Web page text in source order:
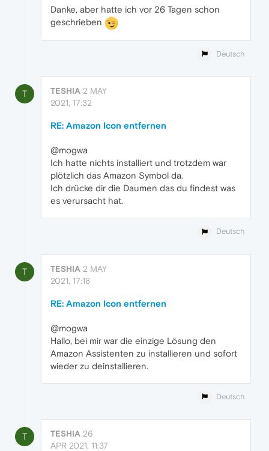
Danke, aber hatte ich vor 26 Tagen schon
geschrieben
Deutsch
T TESHIA 2 MAY
2021, 17:32
RE: Amazon Icon entfernen
@mogwa
Ich hatte nichts installiert und trotzdem war
plötzlich das Amazon Symbol da.
Ich drücke dir die Daumen das du findest was
es verursacht hat.
Deutsch
T TESHIA 2 MAY
2021, 17:18
RE: Amazon Icon entfernen
@mogwa
Hallo, bei mir war die einzige Lösung den
Amazon Assistenten zu installieren und sofort
wieder zu deinstallieren.
Deutsch
T TESHIA 26
APR 2021, 11:37